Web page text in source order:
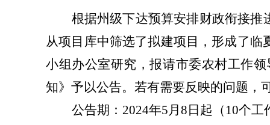
根据州级下达预算安排财政衔接
从项目库中筛选了拟建项目，形成了临
小组办公室研究，报请市委农村工作
知》予以公告。若有需要反映的问题，
公告期： 2024年5月8日起（10个工